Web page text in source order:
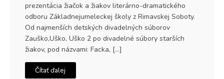
prezentácia žiačok a žiakov literárno-dramatického
odboru Základnejumeleckej školy z Rimavskej Soboty.
Od najmenších detských divadelných súborov
Zauško,Uško, Uško 2 po divadelné súbory starších
žiakov, pod názvami: Facka, […]
Čítať ďalej